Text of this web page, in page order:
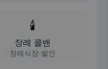
🕯️
장례 콜밴
장례식장·발인